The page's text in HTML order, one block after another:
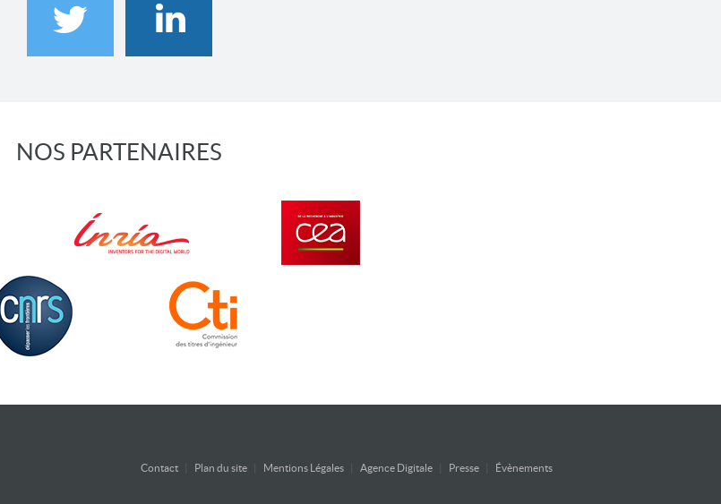
NOS PARTENAIRES
Contact Plan du site Mentions Légales Agence Digitale Presse Évènements